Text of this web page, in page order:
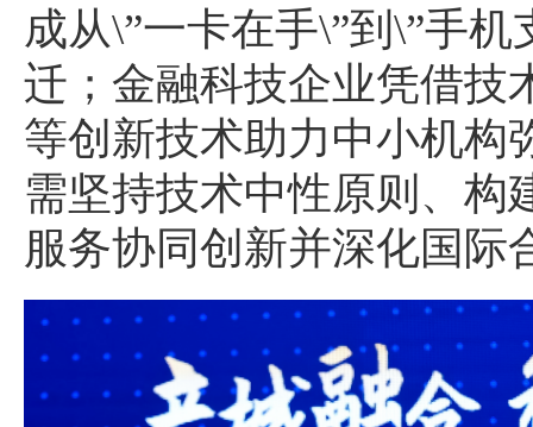
成从\”一卡在手\”到\”手
迁；金融科技企业凭借技
等创新技术助力中小机构
需坚持技术中性原则、构
服务协同创新并深化国际